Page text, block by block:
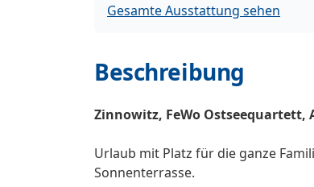
Gesamte Ausstattung sehen
Beschreibung
Zinnowitz, FeWo
Urlaub mit Platz für die ganze
Sonnenterrasse.